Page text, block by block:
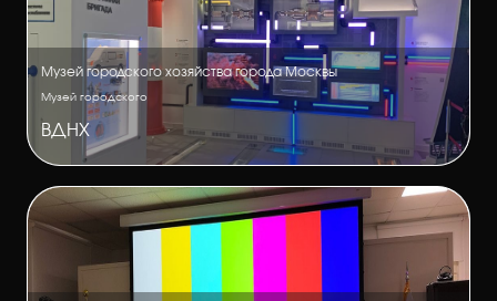
Музей городского хозяйства города Москвы
Музей городского
ВДНХ